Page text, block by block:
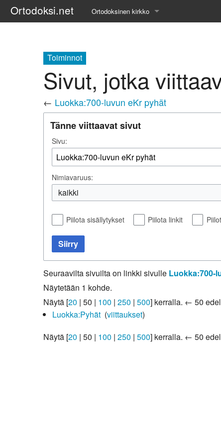
Ortodoksi.net Ortodoksinen kirkko
Opetuspuheet
Kirkkohistoria
Etiikka
Uskonoppi
Kirkkotaide
Suomen kirkko
Toiminnot
Sivut, jotka
← Luokka:700-luvun eKr pyhät
Tänne viittaavat sivut
Sivu:
Nimiavaruus:
kaikki
Piilota sisällytykset Piilota linkit
Siirry
Seuraavilta sivuilta on linkki sivulle Luokka:700-
Näytetään 1 kohde.
Näytä [20 | 50 | 100 | 250 | 500] kerralla. ← 50
Luokka:Pyhät‎ (viittaukset)
Näytä [20 | 50 | 100 | 250 | 500] kerralla. ← 50